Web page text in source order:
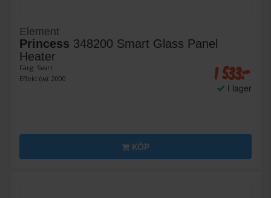
Element
Princess 348200 Smart Glass Panel
Heater
Färg: Svart
Effekt (w): 2000
1 533:-
I lager
KÖP